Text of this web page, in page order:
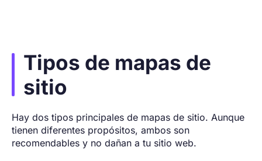
Tipos de mapas de
sitio
Hay dos tipos principales de mapas de sitio. Aunque
tienen diferentes propósitos, ambos son
recomendables y no dañan a tu sitio web.